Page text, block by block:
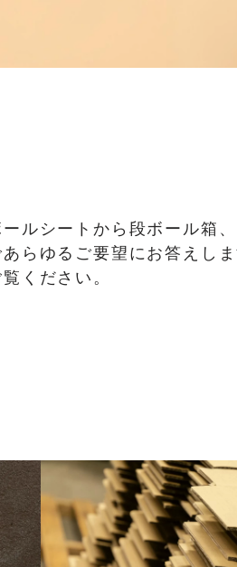
ルシートから段ボール箱、
らゆるご要望にお答えしま
ください。